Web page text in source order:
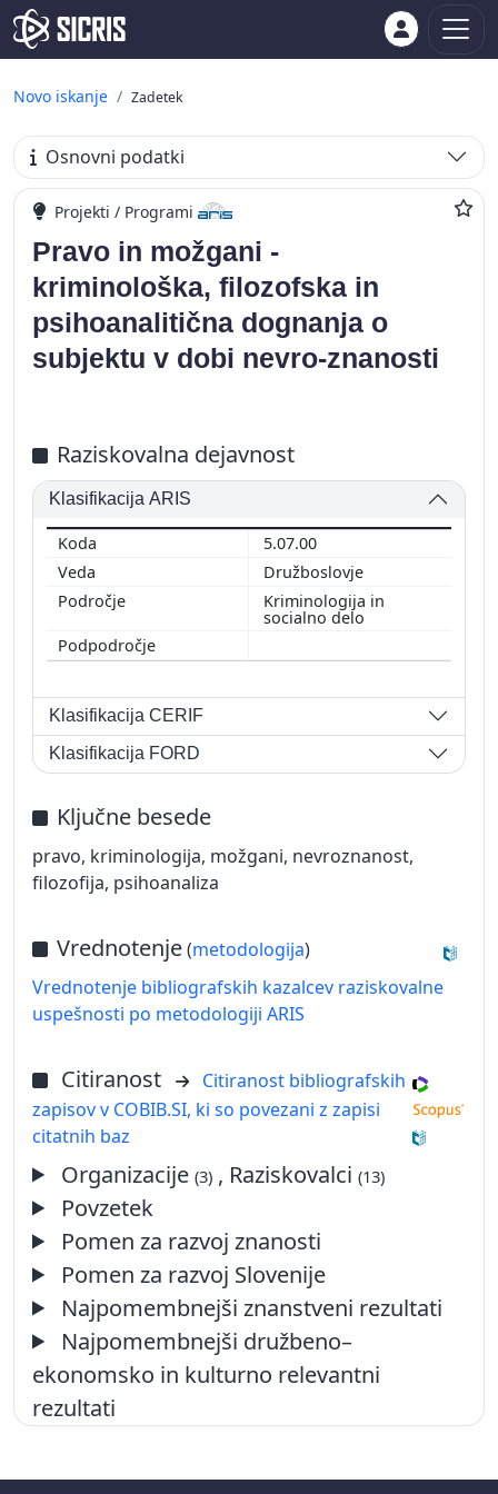
Novo iskanje Zadetek
Osnovni podatki
Projekti / Programi
Pravo in možgani -
kriminološka, filozofska in
psihoanalitična dognanja o
subjektu v dobi nevro-znanosti
Raziskovalna dejavnost
Klasifikacija ARIS
5.07.00
Družboslovje
Kriminologija in
socialno delo
Klasifikacija CERIF
Klasifikacija FORD
Ključne besede
pravo, kriminologija, možgani, nevroznanost,
filozofija, psihoanaliza
Vrednotenje(metodologija)
Vrednotenje bibliografskih kazalcev raziskovalne
uspešnosti po metodologiji ARIS
Citiranost
Citiranost bibliografskih
zapisov v COBIB.SI, ki so povezani z zapisi
citatnih baz
Organizacije(3) , Raziskovalci(13)
Povzetek
Pomen za razvoj znanosti
Pomen za razvoj Slovenije
Najpomembnejši znanstveni rezultati
Najpomembnejši družbeno–
ekonomsko in kulturno relevantni
rezultati